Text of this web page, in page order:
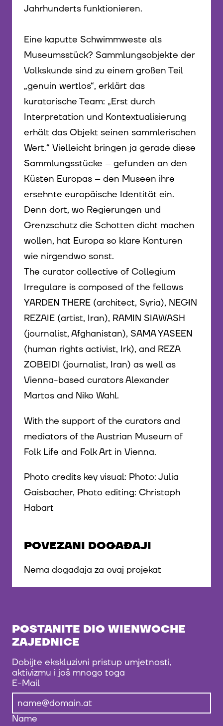
Jahrhunderts funktionieren.
Eine kaputte Schwimmweste als
Museumsstück? Sammlungsobjekte der
Volkskunde sind zu einem großen Teil
„genuin wertlos“, erklärt das
kuratorische Team: „Erst durch
Interpretation und Kontextualisierung
erhält das Objekt seinen sammlerischen
Wert.“ Vielleicht bringen ja gerade diese
Sammlungsstücke – gefunden an den
Küsten Europas – den Museen ihre
ersehnte europäische Identität ein.
Denn dort, wo Regierungen und
Grenzschutz die Schotten dicht machen
wollen, hat Europa so klare Konturen
wie nirgendwo sonst.
The curator collective of Collegium
Irregulare is composed of the fellows
YARDEN THERE (architect, Syria), NEGIN
REZAIE (artist, Iran), RAMIN SIAWASH
(journalist, Afghanistan), SAMA YASEEN
(human rights activist, Irk), and REZA
ZOBEIDI (journalist, Iran) as well as
Vienna-based curators Alexander
Martos and Niko Wahl.
With the support of the curators and
mediators of the Austrian Museum of
Folk Life and Folk Art in Vienna.
Photo credits key visual: Photo: Julia
Gaisbacher, Photo editing: Christoph
Habart
POVEZANI DOGAĐAJI
Nema događaja za ovaj projekat
POSTANITE DIO WIENWOCHE
ZAJEDNICE
Dobijte ekskluzivni pristup umjetnosti,
aktivizmu i još mnogo toga
E-Mail
Name